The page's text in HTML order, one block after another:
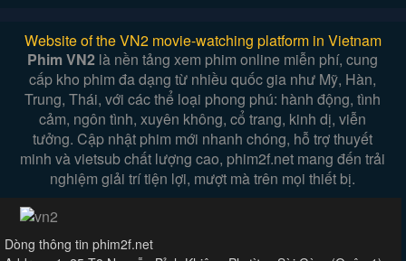
Website of the VN2 movie-watching platform in Vietnam
Phim VN2 là nền tảng xem phim online miễn phí, cung
cấp kho phim đa dạng từ nhiều quốc gia như Mỹ, Hàn,
Trung, Thái, với các thể loại phong phú: hành động, tình
cảm, ngôn tình, xuyên không, cổ trang, kinh dị, viễn
tưởng. Cập nhật phim mới nhanh chóng, hỗ trợ thuyết
minh và vietsub chất lượng cao, phim2f.net mang đến trải
nghiệm giải trí tiện lợi, mượt mà trên mọi thiết bị.
Dòng thông tin phim2f.net